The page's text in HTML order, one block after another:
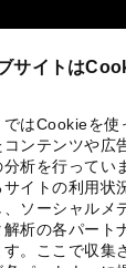
サイトは
ではCookieを使
ンテンツや広
析を行ってい
イトの利用状
ソーシャルメ
析の各パート
。ここで収集
組み